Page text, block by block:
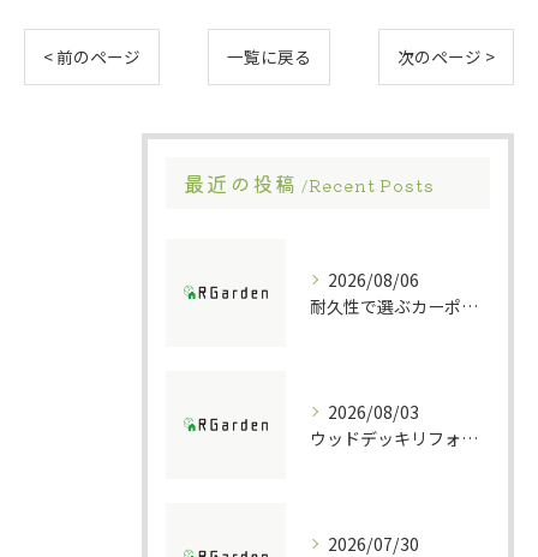
< 前のページ 一覧に戻る 次のページ >
最近の投稿 Recent Posts
2026/08/06
耐久性で選ぶカーポート素材の特徴
2026/08/03
ウッドデッキリフォームの重要ポイント解説
2026/07/30